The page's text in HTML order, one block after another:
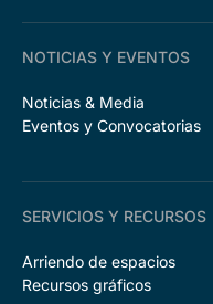
NOTICIAS Y EVENTOS
Noticias & Media
Eventos y Convocatorias
SERVICIOS Y RECURSOS
Arriendo de espacios
Recursos gráficos